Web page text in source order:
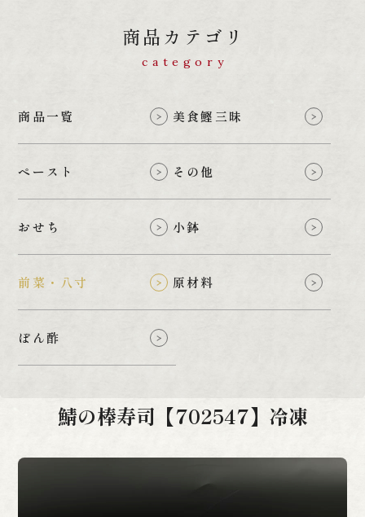
商品 カ テ ゴ リ
c a te gor y
商品一覧 美食鰹三昧
ペースト その他
おせち 小鉢
前菜・八寸 原材料
ぽん酢
鯖の棒寿司【702547】冷凍